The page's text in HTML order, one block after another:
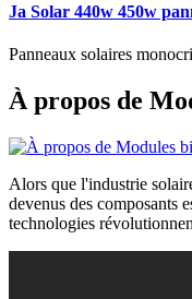
Ja Solar 440w 450w
Panneaux solaires
À propos de
Alors que l'industrie
devenus des composants
technologies